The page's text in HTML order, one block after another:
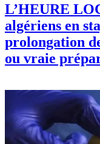
L’HEURE
algériens en
prolongation
ou vraie